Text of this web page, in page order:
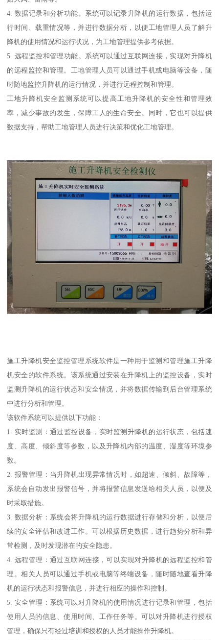
4. 数据记录和分析功能。系统可以记录升降机的运行数据，包括运
行时间、载重情况等，并进行数据分析，以便工地管理人员了解升
降机的使用情况和运行状况，为工地管理提供参考依据。
5. 远程监控和管理功能。系统可以通过互联网连接，实现对升降机
的远程监控和管理。工地管理人员可以通过手机或电脑等设备，随
时随地监控升降机的运行情况，并进行远程控制和管理。
工地升降机安全监测系统可以提高工地升降机的安全性和管理效
率，减少事故的发生，保障工人的生命安全。同时，它也可以提供
数据支持，帮助工地管理人员进行决策和优化工地管理。
施工升降机安全监控管理系统软件是一种用于监测和管理施工升降
机安全的软件系统。该系统通过安装在升降机上的监控设备，实时
监测升降机的运行状态和安全情况，并将数据传输到后台管理系统
中进行分析和管理。
该软件系统可以提供以下功能：
1. 实时监测：通过监控设备，实时监测升降机的运行状态，包括速
度、高度、倾斜度等参数，以及升降机内部的温度、湿度等环境参
数。
2. 报警管理：当升降机出现异常情况时，如超速、倾斜、故障等，
系统会自动发出报警信号，并将报警信息发送给相关人员，以便及
时采取措施。
3. 数据分析：系统会将升降机的运行数据进行存储和分析，以便后
续的安全评估和改进工作。可以根据历史数据，进行趋势分析和异
常检测，及时发现潜在的安全隐患。
4. 远程管理：通过互联网连接，可以实现对升降机的远程监控和管
理。相关人员可以通过手机或电脑等终端设备，随时随地查看升降
机的运行状态和报警信息，并进行相应的操作和控制。
5. 安全管理：系统可以对升降机的使用情况进行记录和管理，包括
使用人员的信息、使用时间、工作任务等。可以对升降机进行授权
管理，确保只有经过培训和授权的人员才能操作升降机。